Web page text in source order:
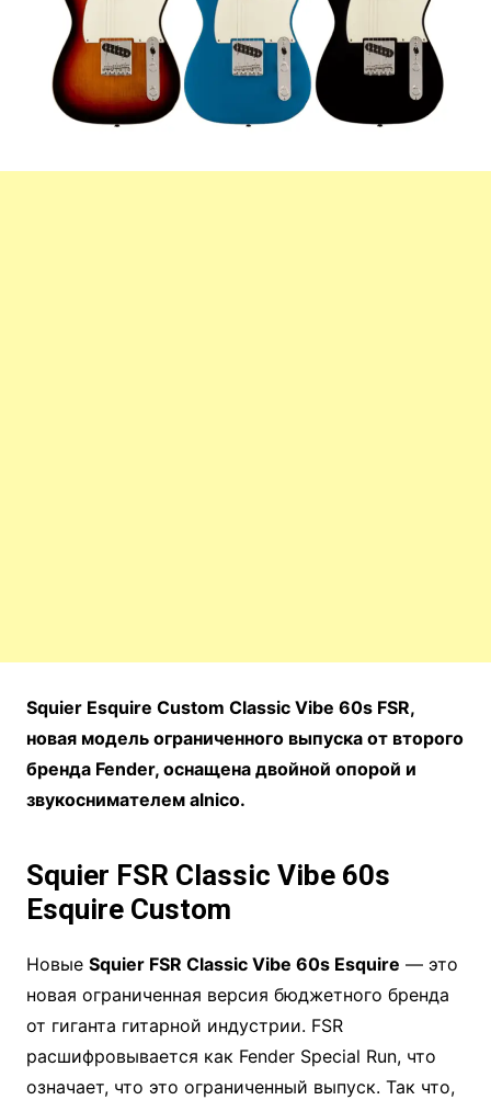
Squier Esquire Custom Classic Vibe 60s FSR,
новая модель ограниченного выпуска от второго
бренда Fender, оснащена двойной опорой и
звукоснимателем alnico.
Squier FSR Classic Vibe 60s
Esquire Custom
Новые Squier FSR Classic Vibe 60s Esquire — это
новая ограниченная версия бюджетного бренда
от гиганта гитарной индустрии. FSR
расшифровывается как Fender Special Run, что
означает, что это ограниченный выпуск. Так что,